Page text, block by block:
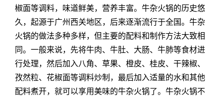
椒面等调料，味道鲜美，营养丰富。牛杂火锅的历史悠
久，起源于广州西关地区，后来逐渐流行于全国。 牛杂
火锅的做法多种多样，但主要的配料和制作方法大致相
同。一般来说，先将牛肉、牛肚、大肠、牛肺等食材进
行处理，然后加入八角、草果、橙皮、桂皮、干辣椒、
孜然粒、花椒面等调料炒制，最后加入适量的水和其他
配料煮开，就可以享用美味的牛杂火锅了。牛杂火锅不